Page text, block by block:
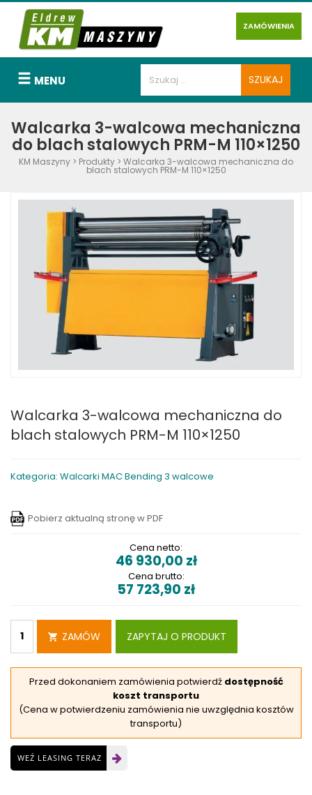
ZAMÓWIENIA
MENU
Walcarka 3-walcowa mechaniczna
do blach stalowych PRM-M 110×1250
KM Maszyny > Produkty > Walcarka 3-walcowa mechaniczna do
blach stalowych PRM-M 110×1250
Walcarka 3-walcowa mechaniczna do
blach stalowych PRM-M 110×1250
Kategoria: Walcarki MAC Bending 3 walcowe
Pobierz aktualną stronę w PDF
Cena netto:
46 930,00 zł
Cena brutto:
57 723,90 zł
ZAMÓW ZAPYTAJ O PRODUKT
Przed dokonaniem zamówienia potwierdź dostępność
koszt transportu
(Cena w potwierdzeniu zamówienia nie uwzględnia kosztów
transportu)
WEŹ LEASING TERAZ